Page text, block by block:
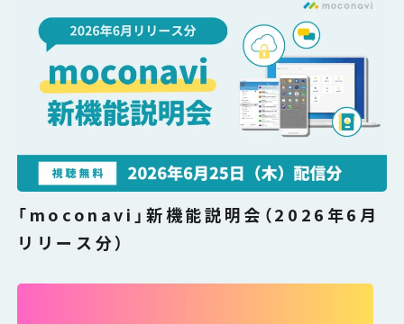
「moconavi」新機能説明会（2026年6月
リリース分）